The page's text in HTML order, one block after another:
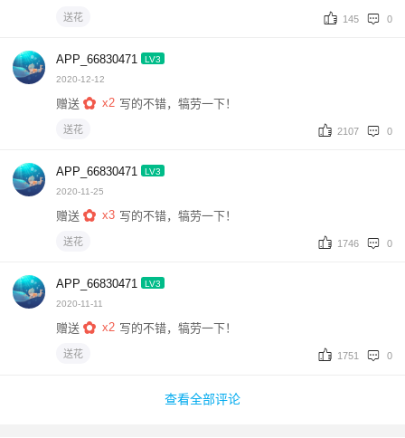
145 0
送花
APP_66830471 LV3
2020-12-12
赠送 x2 写的不错，犒劳一下！
2107 0
送花
APP_66830471 LV3
2020-11-25
赠送 x3 写的不错，犒劳一下！
1746 0
送花
APP_66830471 LV3
2020-11-11
赠送 x2 写的不错，犒劳一下！
1751 0
送花
查看全部评论